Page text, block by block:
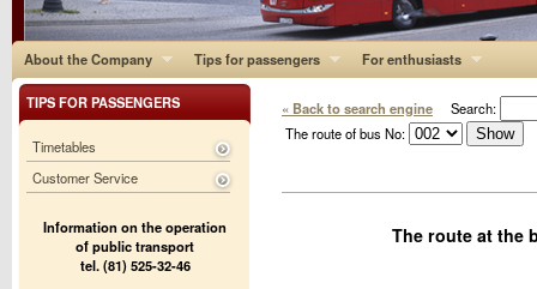
About the Company Tips for passengers For enthusiasts
« Back to search engine Search:
The route of bus No:
The route at the
TIPS FOR PASSENGERS
Timetables
Customer Service
Information on the operation
of public transport
tel. (81) 525-32-46